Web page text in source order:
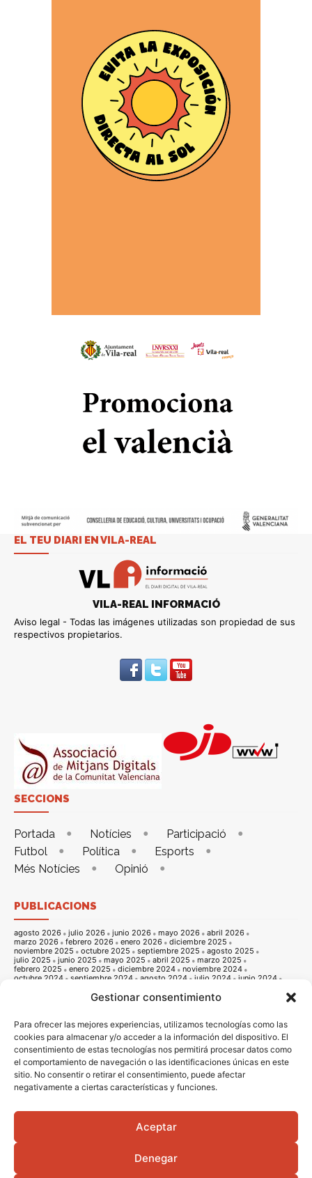
Gestionar consentimiento
Para ofrecer las mejores experiencias, utilizamos tecnologías como las
cookies para almacenar y/o acceder a la información del dispositivo. El
consentimiento de estas tecnologías nos permitirá procesar datos como
el comportamiento de navegación o las identificaciones únicas en este
sitio. No consentir o retirar el consentimiento, puede afectar
negativamente a ciertas características y funciones.
Aceptar
Denegar
EL TEU DIARI EN VILA-REAL
VILA-REAL INFORMACIÓ
Aviso legal - Todas las imágenes utilizadas son propiedad de sus
respectivos propietarios.
SECCIONS
Portada Notícies
Participació
Futbol
Política
Esports
Més Notícies
Opinió
PUBLICACIONS
agosto 2026 julio 2026 junio 2026 mayo 2026
abril 2026
marzo 2026
febrero 2026 enero 2026
diciembre 2025
noviembre 2025
octubre 2025 septiembre 2025
agosto 2025
julio 2025
junio 2025 mayo 2025 abril 2025
marzo 2025
febrero 2025
enero 2025 diciembre 2024
noviembre 2024
octubre 2024
septiembre 2024 agosto 2024 julio 2024
junio 2024
noviembre 2023 octubre 2023
septiembre 2023
julio 2023 junio 2023 mayo 2023
abril 2023
noviembre 2022
octubre 2022 septiembre 2022
agosto 2022
julio 2022
junio 2022 mayo 2022 abril 2022
marzo 2022
febrero 2022
enero 2022 diciembre 2021
noviembre 2021
octubre 2021
septiembre 2021 agosto 2021 julio 2021
junio 2021
mayo 2021
abril 2021 marzo 2021 febrero 2021
enero 2021
diciembre 2020
noviembre 2020 octubre 2020
septiembre 2020
agosto 2020
julio 2020 junio 2020 mayo 2020
abril 2020
marzo 2020
febrero 2020 enero 2020 diciembre 2019
octubre 2019
agosto 2019
diciembre 2018
noviembre 2018 octubre 2018
septiembre 2018
junio 2018 mayo 2018
diciembre 2017
septiembre 2017
septiembre 2016